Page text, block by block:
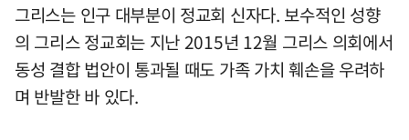
그리스는 인구 대부분이 정교회 신자다. 보수적인 성향
의 그리스 정교회는 지난 2015년 12월 그리스 의회에서
동성 결합 법안이 통과될 때도 가족 가치 훼손을 우려하
며 반발한 바 있다.